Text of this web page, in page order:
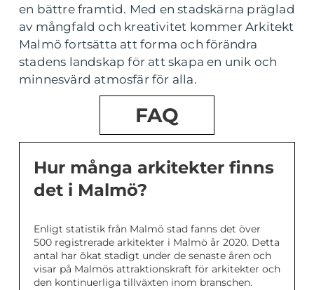
en bättre framtid. Med en stadskärna präglad
av mångfald och kreativitet kommer Arkitekt
Malmö fortsätta att forma och förändra
stadens landskap för att skapa en unik och
minnesvärd atmosfär för alla.
FAQ
Hur många arkitekter finns
det i Malmö?
Enligt statistik från Malmö stad fanns det över
500 registrerade arkitekter i Malmö år 2020. Detta
antal har ökat stadigt under de senaste åren och
visar på Malmös attraktionskraft för arkitekter och
den kontinuerliga tillväxten inom branschen.